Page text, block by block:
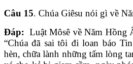
Câu 15. Chúa Giêsu nói gì về
Đáp: Luật Môsê về Năm Hồng
“Chúa đã sai tôi đi loan báo
hèn, chữa lành những tấm lòng